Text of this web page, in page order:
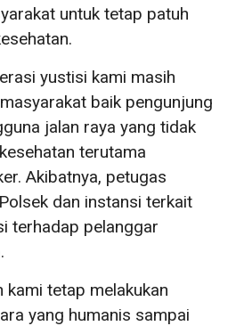
untuk tetap patuh
yustisi kami masih
baik pengunjung
jalan raya yang tidak
terutama
Akibatnya, petugas
dan instansi terkait
terhadap pelanggar
kami tetap melakukan
yang humanis sampai